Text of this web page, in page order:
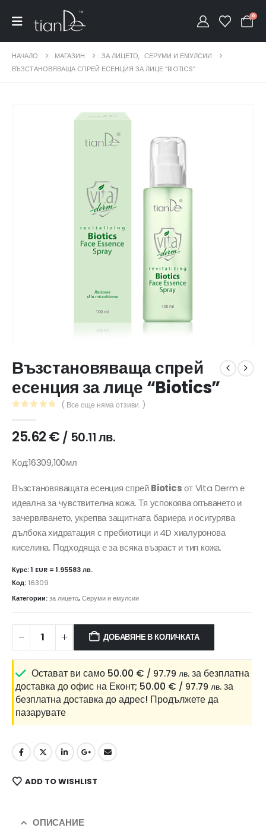
0
НАЧАЛО МАГАЗИН ЗА ЛИЦЕТО, СЕРУМИ И ЕМУЛСИИ
ВЪЗСТАНОВЯВАЩА СПРЕЙ ЕСЕНЦИЯ ЗА ЛИЦЕ “BIOTICS”
Възстановяваща спрей
есенция за лице “Biotics”
( Все още няма отзиви. )
25.62€ / 50.11 лв.
Код:16309,100мл
Възстановяващата есенция спрейBioticsот Vita Derm е
идеална за чувствителна кожа. Тя успокоява опъването и
зачервяването, укрепва защитната бариера и осигурява
дълбока хидратация с пребиотици и 4D хиалуронова
киселина. Подходяща е за всяка възраст и тип кожа.
Курс: 1 EUR = 1.95583 лв.
Код: 16309
Категории:за лицето,Серуми и емулсии
ДОБАВЯНЕ В КОЛИЧКАТА
Остават ви само 50.00 € / 97.79 лв. за безплатна
доставка до офис на Еконт; 50.00 € / 97.79 лв. за
безплатна доставка до адрес! Продължете да
пазарувате
ADD TO WISHLIST
ОПИСАНИЕ